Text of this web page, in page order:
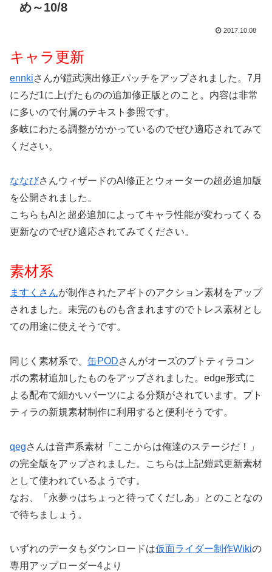
め～10/8
2017.10.08
キャラ更新
ennkiさんが鎧武演出修正パッチをアップされました。7月
にろだ1に上げたものの追加修正版とのこと。内容は非常
に多いので付属のテキスト参照です。
多岐にわたる調整がかかっているのでぜひ適応されてみて
ください。
ななびさんウィザードのAI修正とウォーターの超必追加版
を公開されました。
こちらもAIと超必追加によってキャラ性能が変わってくる
更新なのでぜひ適応されてみてください。
素材系
ますくさんが制作されたアギトのアクション素材をアップ
されました。未完のものも含まれますのでトレス素材とし
ての用途に使えそうです。
同じく素材系で、 缶PODさんがオーズのプトティラコン
ボの素材追加したものをアップされました。edge形式に
よる配布で細かいパーツによる分類がされています。プト
ティラの新規素材制作に利用すると便利そうです。
qegさんは音声系素材「ここからは俺達のステージだ！」
の完全版をアップされました。こちらは上記鎧武更新素材
として使われているようです。
なお、「永夢ゥはちょっと待ってくだしあ」とのことなの
で待ちましょう。
いずれのデータもダウンロードは仮面ライダー制作Wikiの
専用アップローダー4より